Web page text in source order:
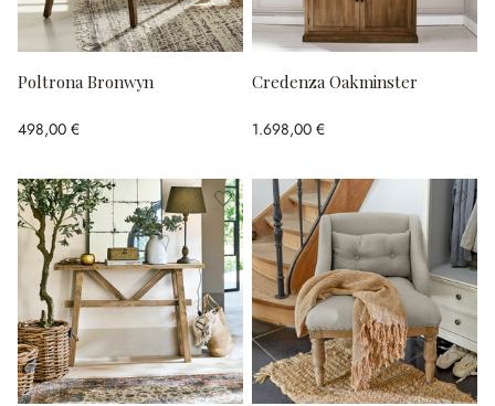
Poltrona Bronwyn
498,00 €
Credenza Oakminster
1.698,00 €